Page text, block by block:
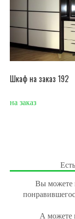
Шкаф на заказ 192
на заказ
Вы можете
А можете